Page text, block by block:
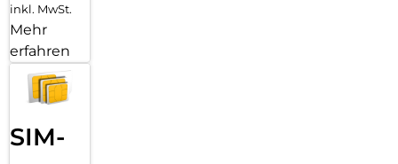
inkl. MwSt.
Mehr
erfahren
SIM-